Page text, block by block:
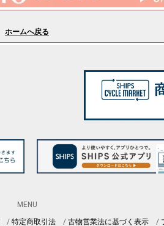
ホームへ戻る
MENU
特定商取引法 古物営業法に基づく表示